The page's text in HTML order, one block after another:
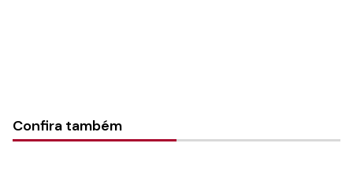
Confira também